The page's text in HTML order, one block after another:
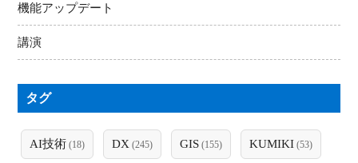
機能アップデート
講演
タグ
AI技術 (18) DX (245) GIS (155) KUMIKI (53)